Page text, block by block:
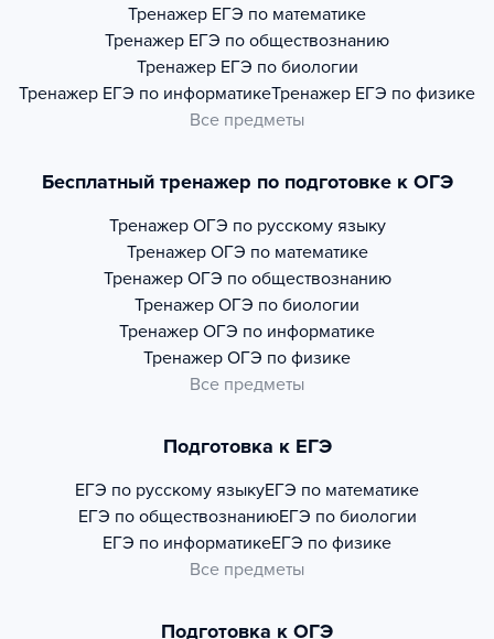
Тренажер ЕГЭ по математике
Тренажер ЕГЭ по обществознанию
Тренажер ЕГЭ по биологии
Тренажер ЕГЭ по информатикеТренажер ЕГЭ по физике
Все предметы
Бесплатный тренажер по подготовке к ОГЭ
Тренажер ОГЭ по русскому языку
Тренажер ОГЭ по математике
Тренажер ОГЭ по обществознанию
Тренажер ОГЭ по биологии
Тренажер ОГЭ по информатике
Тренажер ОГЭ по физике
Все предметы
Подготовка к ЕГЭ
ЕГЭ по русскому языкуЕГЭ по математике
ЕГЭ по обществознаниюЕГЭ по биологии
ЕГЭ по информатикеЕГЭ по физике
Все предметы
Подготовка к ОГЭ